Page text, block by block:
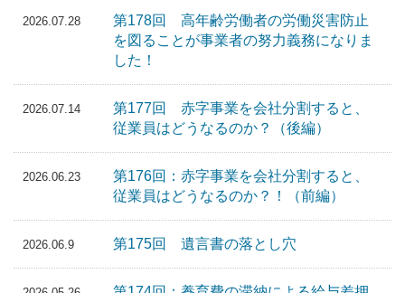
2026.07.28
第178回 高年齢労働者の労働災害防止
を図ることが事業者の努力義務になりま
した！
2026.07.14
第177回 赤字事業を会社分割すると、
従業員はどうなるのか？（後編）
2026.06.23
第176回：赤字事業を会社分割すると、
従業員はどうなるのか？！（前編）
2026.06.9 第175回 遺言書の落とし穴